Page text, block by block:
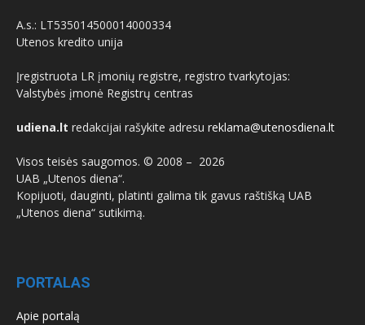
A.s.: LT535014500014000334
Utenos kredito unija
Įregistruota LR įmonių registre, registro tvarkytojas:
Valstybės įmonė Registrų centras
udiena.lt redakcijai rašykite adresu reklama@utenosdiena.lt
Visos teisės saugomos. © 2008 – 2026
UAB „Utenos diena“.
Kopijuoti, dauginti, platinti galima tik gavus raštišką UAB
„Utenos diena“ sutikimą.
PORTALAS
Apie portalą